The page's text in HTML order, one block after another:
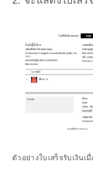
ตัวอย่างใบเสร็จรับเงิน